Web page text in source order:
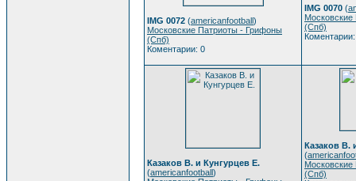
IMG 0072 (americanfootball)
Московские Патриоты - Грифоны
(Спб)
Коментарии: 0
IMG 0070 (
(Спб)
Казаков В. и Кунгурцев Е.
(americanfootball)
Казаков В.
(
(Спб)